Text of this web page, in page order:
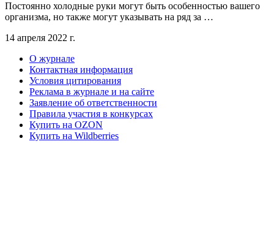
Постоянно холодные руки могут быть особенностью вашего
организма, но также могут указывать на ряд за …
14 апреля 2022 г.
О журнале
Контактная информация
Условия цитирования
Реклама в журнале и на сайте
Заявление об ответственности
Правила участия в конкурсах
Купить на OZON
Купить на Wildberries